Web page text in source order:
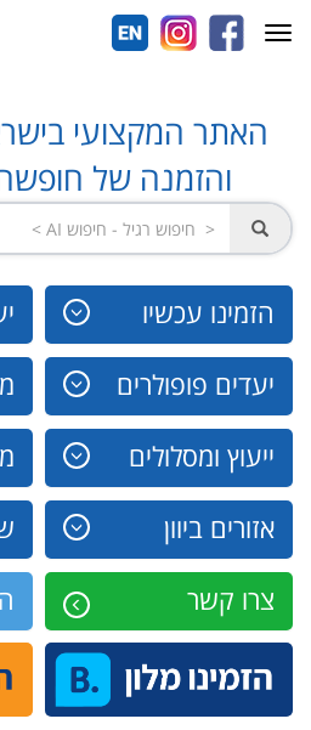
האתר המקצועי
והזמנה של חופשה
הזמינו עכשיו
יעדים פופולרים
ייעוץ ומסלולים
אזורים ביוון
צרו קשר
Toggle
navigation